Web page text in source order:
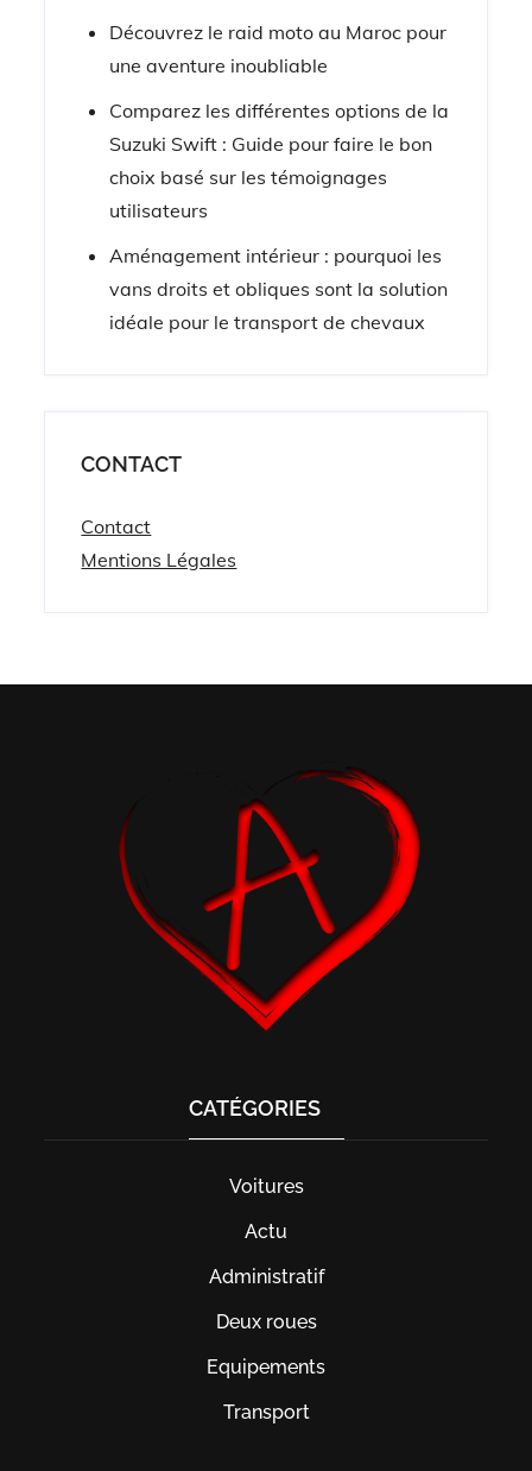
Découvrez le raid moto au Maroc pour
une aventure inoubliable
Comparez les différentes options de la
Suzuki Swift : Guide pour faire le bon
choix basé sur les témoignages
utilisateurs
Aménagement intérieur : pourquoi les
vans droits et obliques sont la solution
idéale pour le transport de chevaux
CONTACT
Contact
Mentions Légales
CATÉGORIES
Voitures
Actu
Administratif
Deux roues
Equipements
Transport